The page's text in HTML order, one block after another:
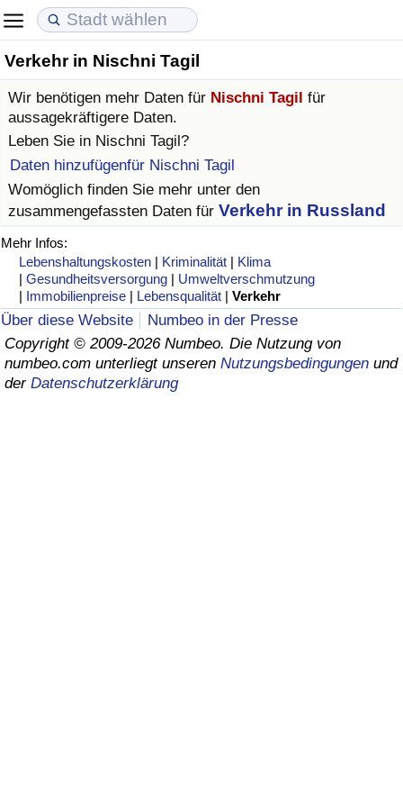
Verkehr in Nischni Tagil
Wir benötigen mehr Daten für Nischni Tagil für
aussagekräftigere Daten.
Leben Sie in Nischni Tagil?
Daten hinzufügenfür Nischni Tagil
Womöglich finden Sie mehr unter den
zusammengefassten Daten für Verkehr in Russland
Mehr Infos:
Lebenshaltungskosten | Kriminalität | Klima
|Gesundheitsversorgung | Umweltverschmutzung
| Immobilienpreise | Lebensqualität |Verkehr
Über diese Website
Numbeo in der Presse
Copyright © 2009-2026 Numbeo. Die Nutzung von
numbeo.com unterliegt unseren Nutzungsbedingungen und
der Datenschutzerklärung
Lebenshaltungskosten
Lebenshaltungskosten-Index (aktuell)
Lebenshaltungskosten-Index
Lebenshaltungskosten-Index nach Land
in Akaba
Immobilienpreise
Immobilienpreis-Index (aktuell)
Immobilienpreis-Index
Immobilienpreis-Index nach Land
Lebensqualität
Lebensqualität-Index
Lebensqualität-Index (aktuell)
Lebensqualitätsindex nach Land
Kriminalität
Kriminalitäts-Index (aktuell)
Kriminalitäts-Index
Kriminalitätsindex nach Land